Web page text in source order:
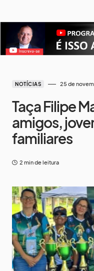
NOTÍCIAS 25 de
Taça Filipe
amigos,
familiares
2 min de leitura